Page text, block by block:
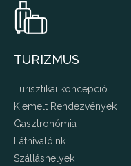
TURIZMUS
Turisztikai koncepció
Kiemelt Rendezvények
Gasztronómia
Látnivalóink
Szálláshelyek